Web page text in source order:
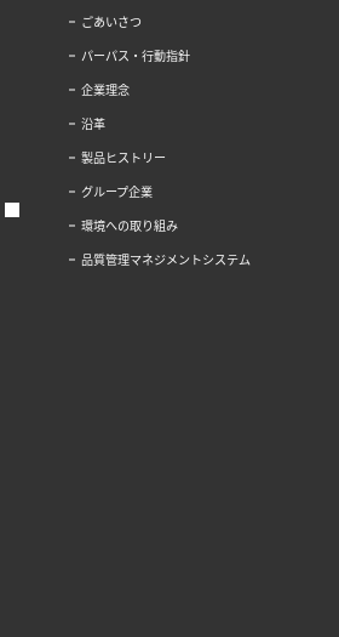
ごあいさつ
パーパス・行動指針
企業理念
沿革
製品ヒストリー
グループ企業
環境への取り組み
品質管理マネジメントシステム